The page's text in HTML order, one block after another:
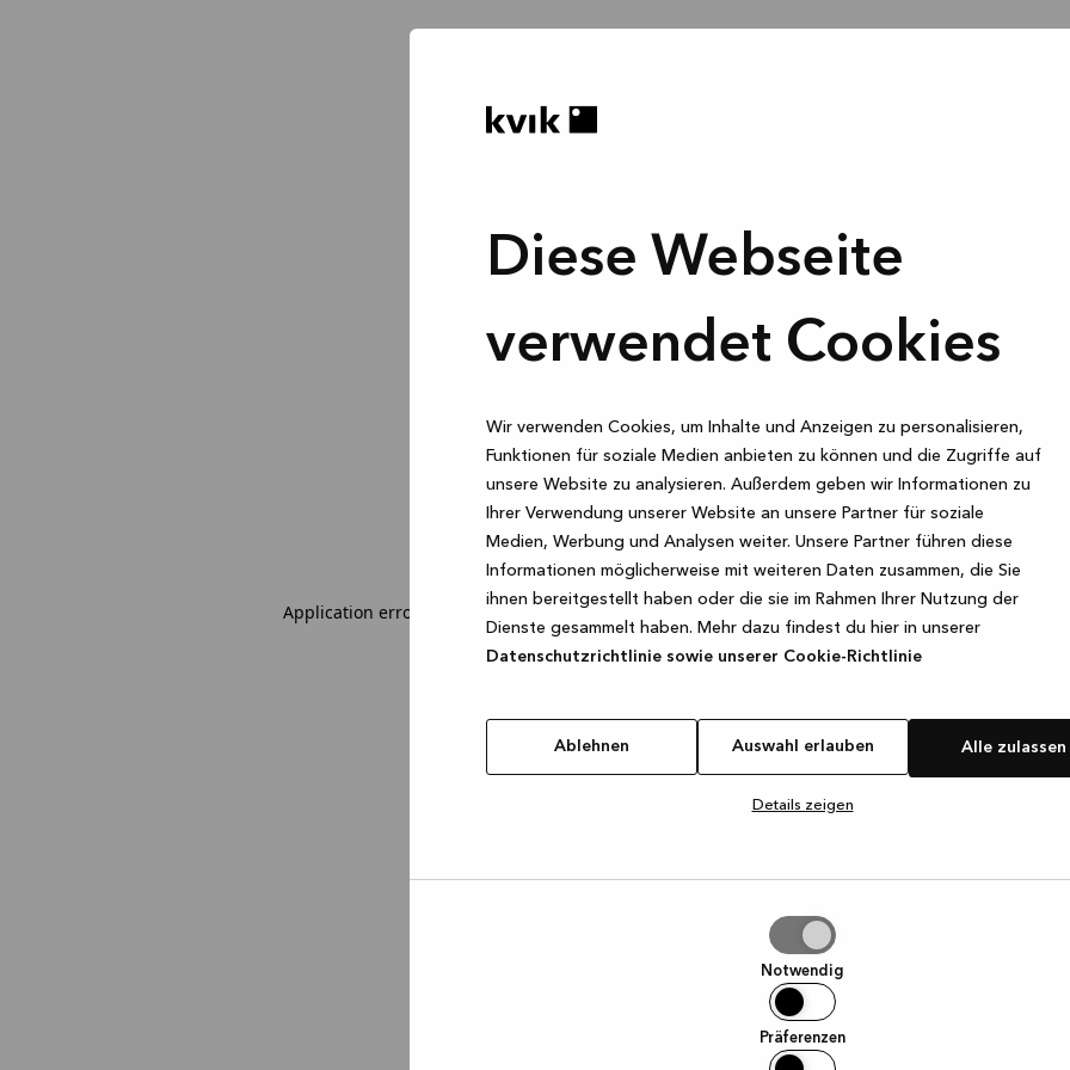
Diese Webseite
verwendet Cookies
Wir verwenden Cookies, um Inhalte und Anzeigen zu personalisieren,
Funktionen für soziale Medien anbieten zu können und die Zugriffe auf
unsere Website zu analysieren. Außerdem geben wir Informationen zu
Ihrer Verwendung unserer Website an unsere Partner für soziale
Medien, Werbung und Analysen weiter. Unsere Partner führen diese
Informationen möglicherweise mit weiteren Daten zusammen, die Sie
ihnen bereitgestellt haben oder die sie im Rahmen Ihrer Nutzung der
Dienste gesammelt haben. Mehr dazu findest du hier in unserer
Datenschutzrichtlinie sowie unserer Cookie-Richtlinie
Ablehnen Auswahl erlauben Alle zulassen
Details zeigen
Notwendig
Präferenzen
Application error: a client-side exception has occurred while loadingwww.kvik.de (see the